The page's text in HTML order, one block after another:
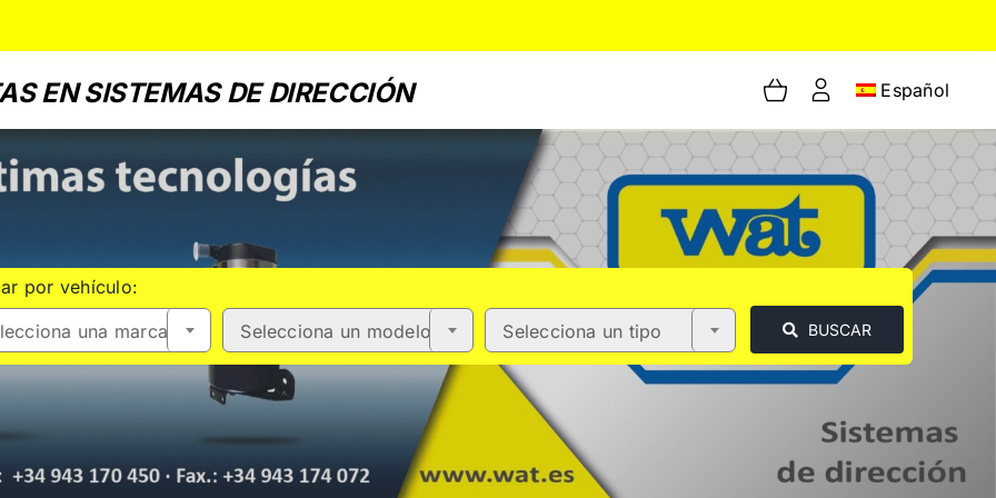
EN SISTEMAS DE DIRECCIÓN Español
por vehículo:
una marca Selecciona un modelo Selecciona un tipo BUSCAR